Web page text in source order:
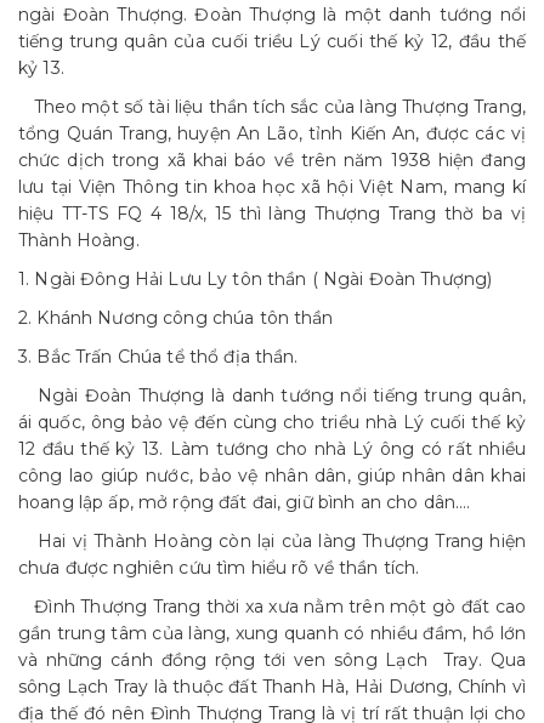
ngài Đoàn Thượng. Đoàn Thượng là một danh tướng nổi
tiếng trung quân của cuối triều Lý cuối thế kỷ 12, đầu thế
kỷ 13.
Theo một số tài liệu thần tích sắc của làng Thượng Trang,
tổng Quán Trang, huyện An Lão, tỉnh Kiến An, được các vị
chức dịch trong xã khai báo về trên năm 1938 hiện đang
lưu tại Viện Thông tin khoa học xã hội Việt Nam, mang kí
hiệu TT-TS FQ 4 18/x, 15 thì làng Thượng Trang thờ ba vị
Thành Hoàng.
1. Ngài Đông Hải Lưu Ly tôn thần ( Ngài Đoàn Thượng)
2. Khánh Nương công chúa tôn thần
3. Bắc Trấn Chúa tể thổ địa thần.
Ngài Đoàn Thượng là danh tướng nổi tiếng trung quân,
ái quốc, ông bảo vệ đến cùng cho triều nhà Lý cuối thế kỷ
12 đầu thế kỷ 13. Làm tướng cho nhà Lý ông có rất nhiều
công lao giúp nước, bảo vệ nhân dân, giúp nhân dân khai
hoang lập ấp, mở rộng đất đai, giữ bình an cho dân….
Hai vị Thành Hoàng còn lại của làng Thượng Trang hiện
chưa được nghiên cứu tìm hiểu rõ về thần tích.
Đình Thượng Trang thời xa xưa nằm trên một gò đất cao
gần trung tâm của làng, xung quanh có nhiều đầm, hồ lớn
và những cánh đồng rộng tới ven sông Lạch Tray. Qua
sông Lạch Tray là thuộc đất Thanh Hà, Hải Dương, Chính vì
địa thế đó nên Đình Thượng Trang là vị trí rất thuận lợi cho